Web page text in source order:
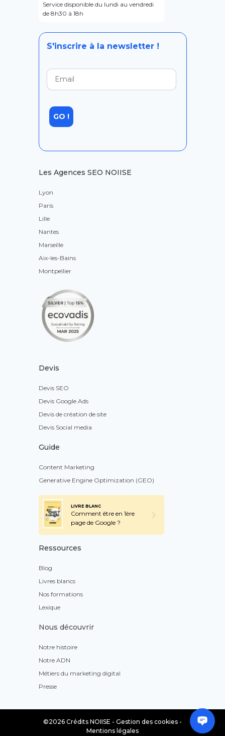
Service disponible du lundi au vendredi
de 8h30 à 18h
S'inscrire à la newsletter !
Les Agences SEO NOIISE
Lyon
Paris
Lille
Nantes
Marseille
Aix-les-Bains
Montpellier
Devis
Devis SEO
Devis Google Ads
Devis de création de site
Devis Social media
Guide
Content Marketing
Generative Engine Optimization (GEO)
LIVRE BLANC
Comment être en 1ère
page de Google ?
Ressources
Blog
Livres blancs
Nos formations
Lexique
Nous découvrir
Notre histoire
Notre ADN
Métiers du marketing digital
Presse
©2026 Crédits NOIISE - Gestion des cookies -
Mentions légales